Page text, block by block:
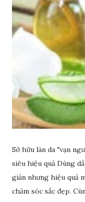
Sở hữu làn da "vạn
siêu hiệu quả Dùng
giản nhưng hiệu quả
chăm sóc sắc đẹp.